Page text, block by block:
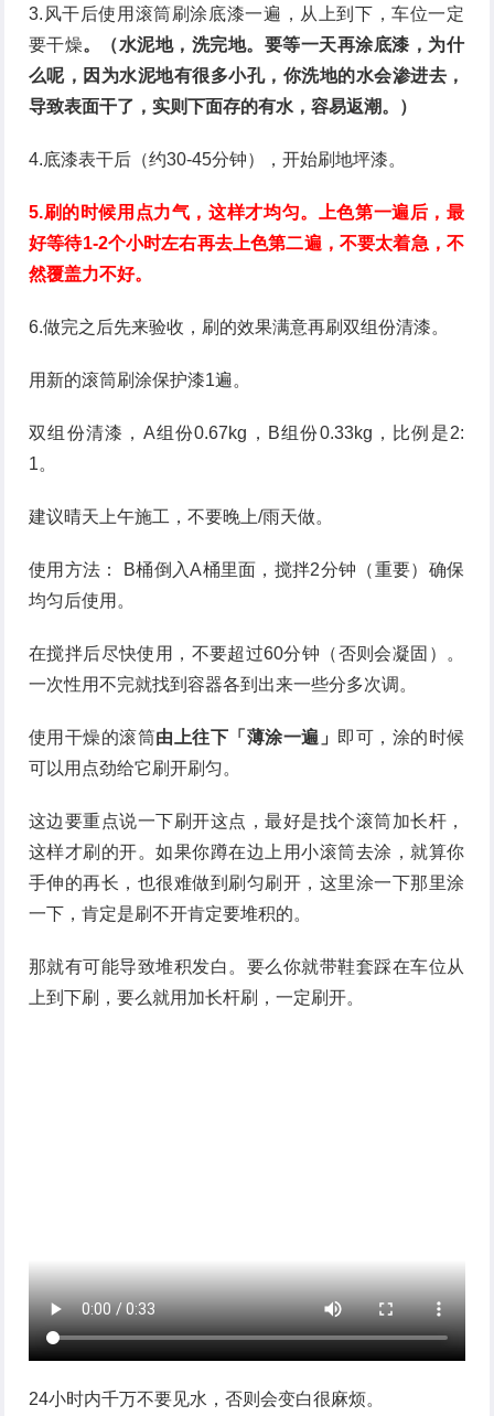
3.风干后使用滚筒刷涂底漆一遍，从上到下，车位一定
要干燥。
（水泥地，洗完地。要等一天再涂底漆，为什
么呢，因为水泥地有很多小孔，你洗地的水会渗进去，
导致表面干了，实则下面存的有水，容易返潮。）
4.底漆表干后（约30-45分钟），开始刷地坪漆。
5.刷的时候用点力气，这样才均匀。上色第一遍后，最
好等待1-2个小时左右再去上色第二遍，不要太着急，不
然覆盖力不好。
6.做完之后先来验收，刷的效果满意再刷双组份清漆。
用新的滚筒刷涂保护漆1遍。
双组份清漆，A组份0.67kg，B组份0.33kg，比例是2:
1。
建议晴天上午施工，不要晚上/雨天做。
使用方法： B桶倒入A桶里面，搅拌2分钟（重要）确保
均匀后使用。
在搅拌后尽快使用，不要超过60分钟（否则会凝固）。
一次性用不完就找到容器各到出来一些分多次调。
使用干燥的滚筒由上往下「薄涂一遍」
即可，涂的时候
可以用点劲给它刷开刷匀。
这边要重点说一下刷开这点，最好是找个滚筒加长杆，
这样才刷的开。如果你蹲在边上用小滚筒去涂，就算你
手伸的再长，也很难做到刷匀刷开，这里涂一下那里涂
一下，肯定是刷不开肯定要堆积的。
那就有可能导致堆积发白。要么你就带鞋套踩在车位从
上到下刷，要么就用加长杆刷，一定刷开。
24小时内千万不要见水，否则会变白很麻烦。